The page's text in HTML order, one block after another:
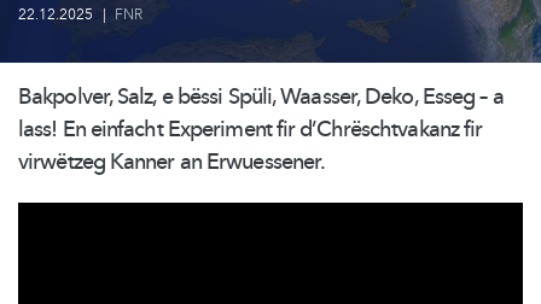
22.12.2025 | FNR
Bakpolver, Salz, e bëssi Spüli, Waasser, Deko, Esseg – a
lass! En einfacht Experiment fird’Chrëschtvakanzfir
virwëtzeg Kanner an Erwuessener.